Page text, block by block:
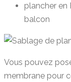
plancher en
balcon
Vous pouvez
membrane pour